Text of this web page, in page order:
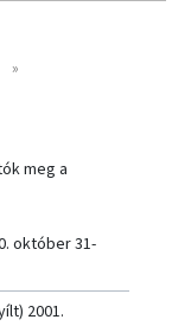
»
meg a
október 31-
2001.